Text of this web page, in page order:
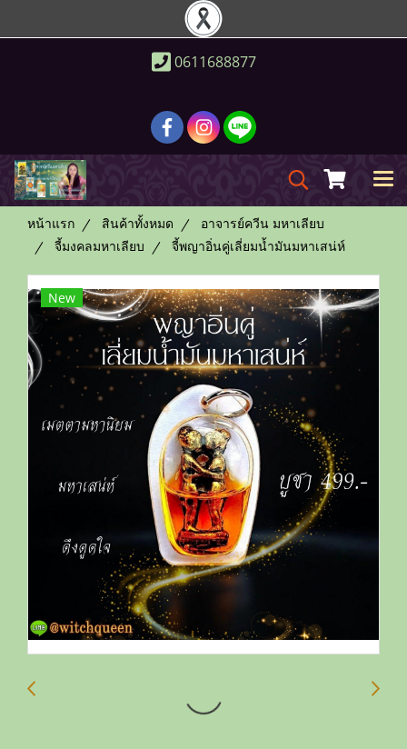
0611688877
หน้าแรก สินค้าทั้งหมด
อาจารย์ควีน มหาเลียบ
จี้มงคลมหาเลียบ
จี้พญาอิ่นคู่เลี่ยมน้ำมันมหาเสน่ห์
New